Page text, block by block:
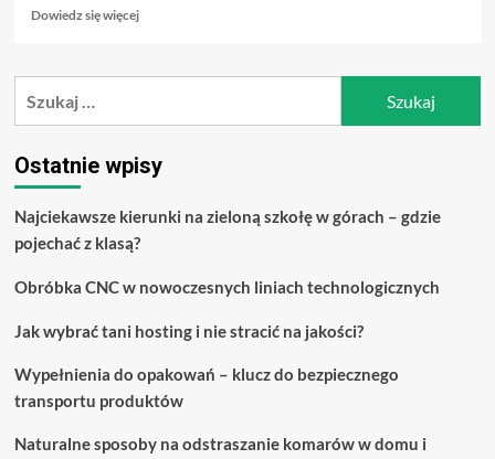
Dowiedz się więcejDowiedz
o
marzeń,
stosując
do
tej
rady!
Ostatnie wpisy
Najciekawsze kierunki na zieloną szkołę w górach – gdzie
pojechać z klasą?
Obróbka CNC w nowoczesnych liniach technologicznych
Jak wybrać tani hosting i nie stracić na jakości?
Wypełnienia do opakowań – klucz do bezpiecznego
transportu produktów
Naturalne sposoby na odstraszanie komarów w domu i